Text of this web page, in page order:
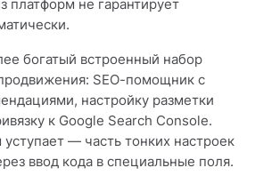
платформ не гарантирует
богатый встроенный набор
SEO-помощник с
настройку разметки
к Google Search Console.
— часть тонких настроек
ввод кода в специальные поля.